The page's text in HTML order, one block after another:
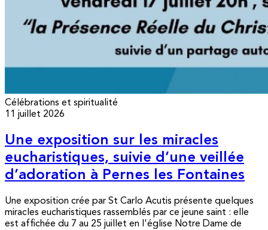
Célébrations et spiritualité
11 juillet 2026
Une exposition sur les miracles
eucharistiques, suivie d’une veillée
d’adoration à Pernes les Fontaines
Une exposition crée par St Carlo Acutis présente quelques
miracles eucharistiques rassemblés par ce jeune saint : elle
est affichée du 7 au 25 juillet en l'église Notre Dame de